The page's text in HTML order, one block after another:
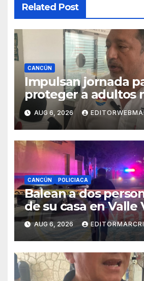
Related Post
CANCÚN
Impulsan jornada
proteger a adultos
de fraudes en
AUG 6, 2026
CANCÚN POLICIACA
Balean a dos
de su casa en Valle
AUG 6, 2026